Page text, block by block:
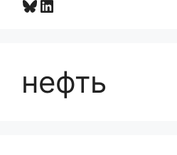
Bluesky
LinkedIn
нефть